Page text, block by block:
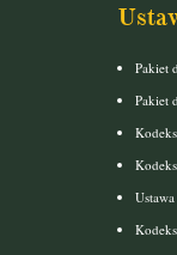
Pakiet
Pakiet